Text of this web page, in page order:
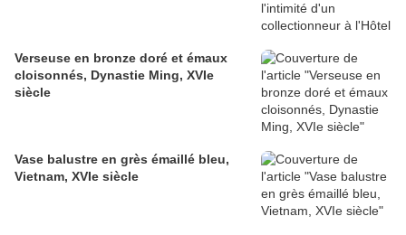
Verseuse en bronze doré et émaux
cloisonnés, Dynastie Ming, XVIe
siècle
Vase balustre en grès émaillé bleu,
Vietnam, XVIe siècle